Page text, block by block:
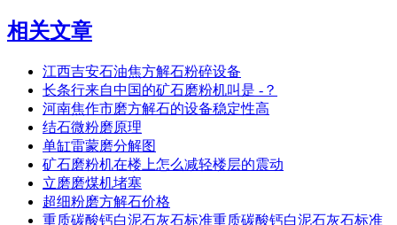
相关文章
江西吉安石油焦方解石粉碎设备
长条行来自中国的矿石磨粉机叫是 -？
河南焦作市磨方解石的设备稳定性高
结石微粉磨原理
单缸雷蒙磨分解图
矿石磨粉机在楼上怎么减轻楼层的震动
立磨磨煤机堵塞
超细粉磨方解石价格
重质碳酸钙白泥石灰石标准重质碳酸钙白泥石灰石标准